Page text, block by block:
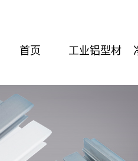
首页 工业铝型材